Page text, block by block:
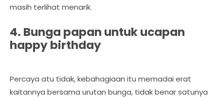
masih terlihat menarik.
4. Bunga papan untuk ucapan
happy birthday
Percaya atu tidak, kebahagiaan itu memadai erat
kaitannya bersama urutan bunga, tidak benar satunya